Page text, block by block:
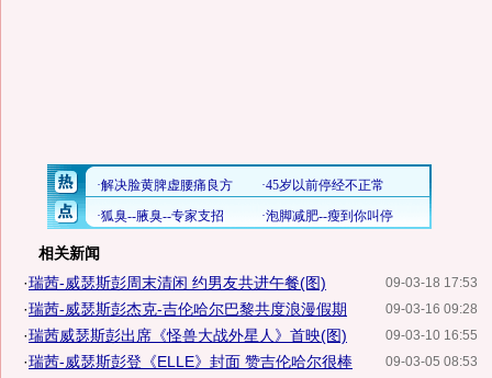
相关新闻
09-03-18 17:53
·瑞茜-威瑟斯彭周末清闲 约男友共进午餐(图)
09-03-16 09:28
·瑞茜-威瑟斯彭杰克-吉伦哈尔巴黎共度浪漫假期
09-03-10 16:55
·瑞茜威瑟斯彭出席《怪兽大战外星人》首映(图)
09-03-05 08:53
·瑞茜-威瑟斯彭登《ELLE》封面 赞吉伦哈尔很棒